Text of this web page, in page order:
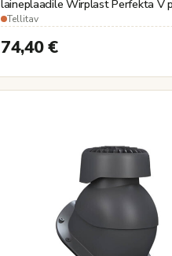
laineplaadile Wirplast Perfekta V
Ø110mm
Tellitav
74,40€